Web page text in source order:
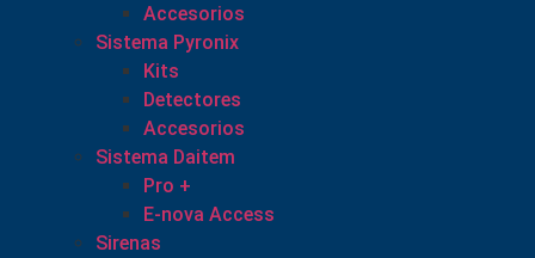
Accesorios
Sistema Pyronix
Kits
Detectores
Accesorios
Sistema Daitem
Pro +
E-nova Access
Sirenas